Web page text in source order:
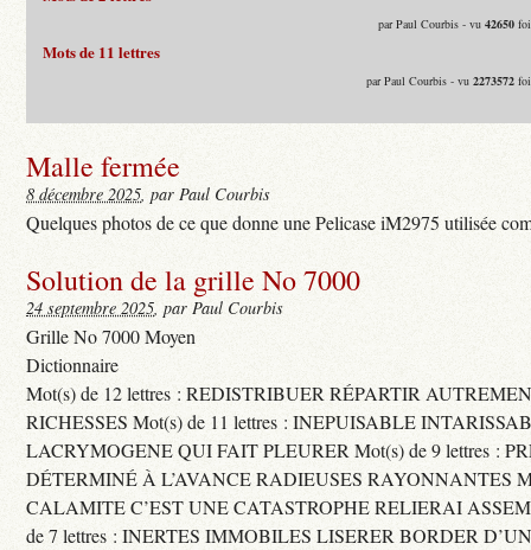
par Paul Courbis - vu42650
Mots de 11 lettres
par Paul Courbis - vu2273572
Malle fermée
8 décembre 2025, par Paul Courbis
Quelques photos de ce que donne une Pelicase iM2975 utilisée
Solution de la grille No 7000
24 septembre 2025, par Paul Courbis
Grille No 7000 Moyen
Dictionnaire
Mot(s) de 12 lettres : REDISTRIBUER RÉPARTIR
RICHESSES Mot(s) de 11 lettres : INEPUISABLE
LACRYMOGENE QUI FAIT PLEURER Mot(s) de 9 lettres :
DÉTERMINÉ À L’AVANCE RADIEUSES RAYONNANTES
CALAMITE C’EST UNE CATASTROPHE RELIERAI
de 7 lettres : INERTES IMMOBILES LISERER BORDER